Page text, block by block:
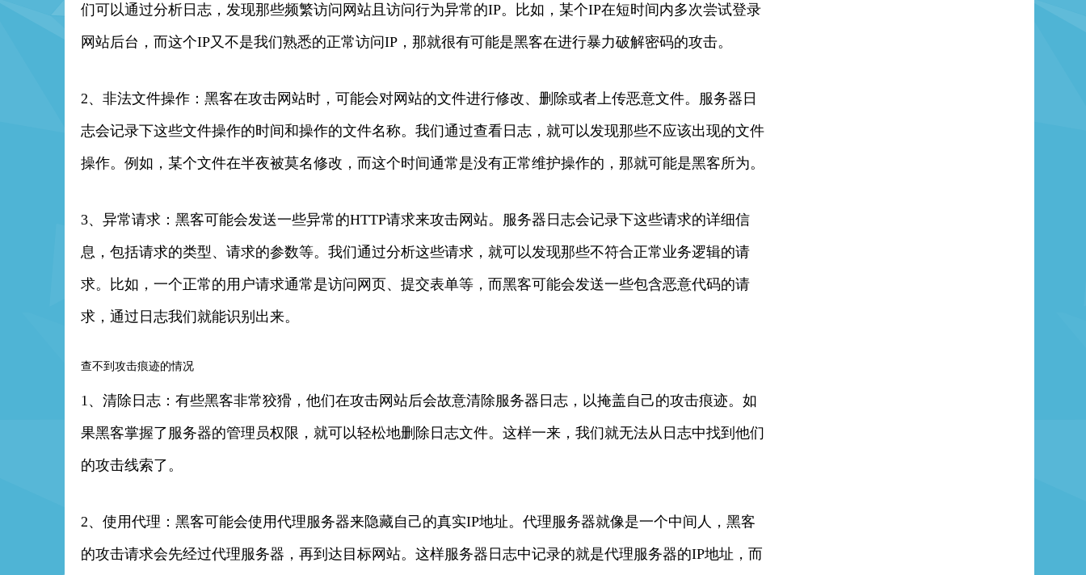
们可以通过分析日志，发现那些频繁访问网站且访问行为异常的IP。比如，某个IP在短时间内多次尝试登录
网站后台，而这个IP又不是我们熟悉的正常访问IP，那就很有可能是黑客在进行暴力破解密码的攻击。
2、非法文件操作：黑客在攻击网站时，可能会对网站的文件进行修改、删除或者上传恶意文件。服务器日
志会记录下这些文件操作的时间和操作的文件名称。我们通过查看日志，就可以发现那些不应该出现的文件
操作。例如，某个文件在半夜被莫名修改，而这个时间通常是没有正常维护操作的，那就可能是黑客所为。
3、异常请求：黑客可能会发送一些异常的HTTP请求来攻击网站。服务器日志会记录下这些请求的详细信
息，包括请求的类型、请求的参数等。我们通过分析这些请求，就可以发现那些不符合正常业务逻辑的请
求。比如，一个正常的用户请求通常是访问网页、提交表单等，而黑客可能会发送一些包含恶意代码的请
求，通过日志我们就能识别出来。
查不到攻击痕迹的情况
1、清除日志：有些黑客非常狡猾，他们在攻击网站后会故意清除服务器日志，以掩盖自己的攻击痕迹。如
果黑客掌握了服务器的管理员权限，就可以轻松地删除日志文件。这样一来，我们就无法从日志中找到他们
的攻击线索了。
2、使用代理：黑客可能会使用代理服务器来隐藏自己的真实IP地址。代理服务器就像是一个中间人，黑客
的攻击请求会先经过代理服务器，再到达目标网站。这样服务器日志中记录的就是代理服务器的IP地址，而